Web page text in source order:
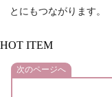
とにもつながります。
HOT ITEM
次のページへ